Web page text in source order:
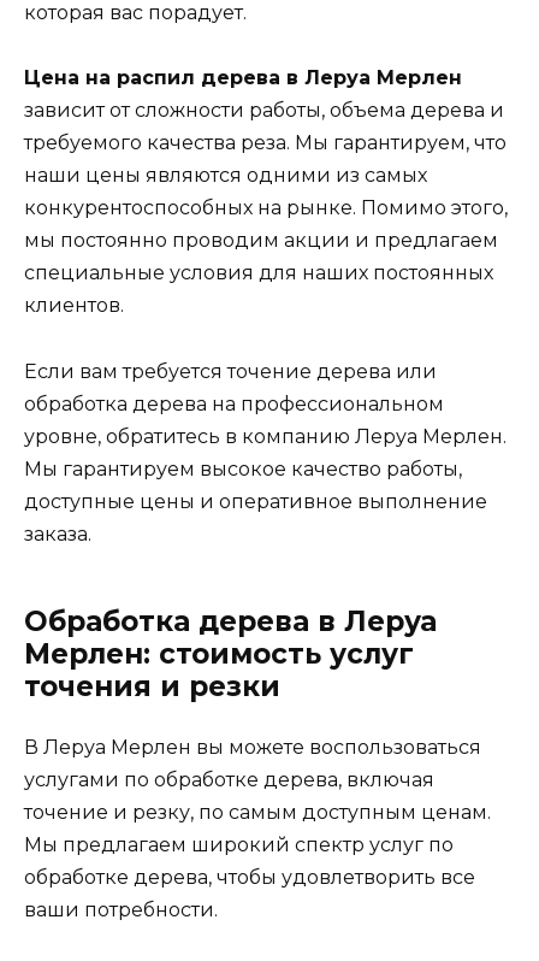
которая вас порадует.
Цена на распил дерева в Леруа Мерлен
зависит от сложности работы, объема дерева и
требуемого качества реза. Мы гарантируем, что
наши цены являются одними из самых
конкурентоспособных на рынке. Помимо этого,
мы постоянно проводим акции и предлагаем
специальные условия для наших постоянных
клиентов.
Если вам требуется точение дерева или
обработка дерева на профессиональном
уровне, обратитесь в компанию Леруа Мерлен.
Мы гарантируем высокое качество работы,
доступные цены и оперативное выполнение
заказа.
Обработка дерева в Леруа
Мерлен: стоимость услуг
точения и резки
В Леруа Мерлен вы можете воспользоваться
услугами по обработке дерева, включая
точение и резку, по самым доступным ценам.
Мы предлагаем широкий спектр услуг по
обработке дерева, чтобы удовлетворить все
ваши потребности.